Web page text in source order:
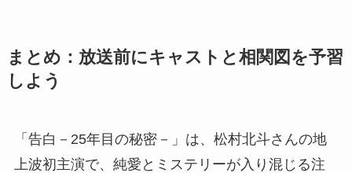
まとめ：放送前にキャストと相関図を予習
しよう
「告白－25年目の秘密－」は、松村北斗さんの地
上波初主演で、純愛とミステリーが入り混じる注